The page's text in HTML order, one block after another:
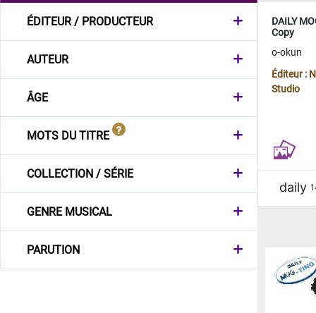
ÉDITEUR / PRODUCTEUR
AUTEUR
ÂGE
MOTS DU TITRE
COLLECTION / SÉRIE
GENRE MUSICAL
PARUTION
DAILY
Copy
o-okun
Éditeur :
Studio
daily